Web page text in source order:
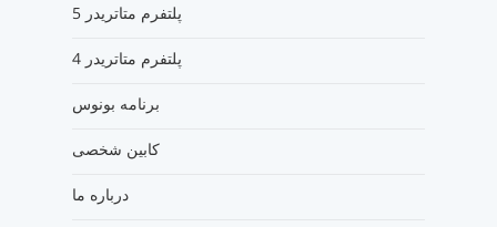
پلتفرم متاتریدر 5
پلتفرم متاتریدر 4
برنامه بونوس
کابین شخصی
درباره ما